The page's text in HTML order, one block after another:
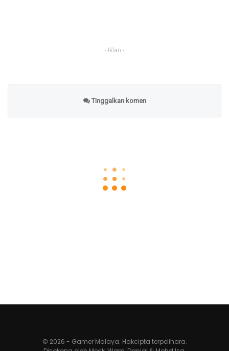
- Iklan -
Tinggalkan komen
© 2026 - Gamer Malaya. Hakcipta terpelihara.